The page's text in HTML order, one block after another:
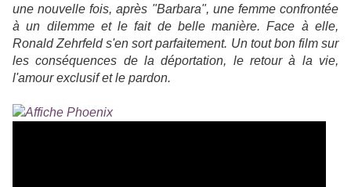
une nouvelle fois, après "Barbara", une femme confrontée
à un dilemme et le fait de belle manière. Face à elle,
Ronald Zehrfeld s'en sort parfaitement. Un tout bon film sur
les conséquences de la déportation, le retour à la vie,
l'amour exclusif et le pardon.